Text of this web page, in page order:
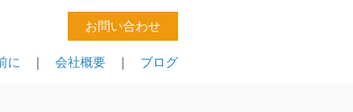
お問い合わせ
に 会社概要 ブログ